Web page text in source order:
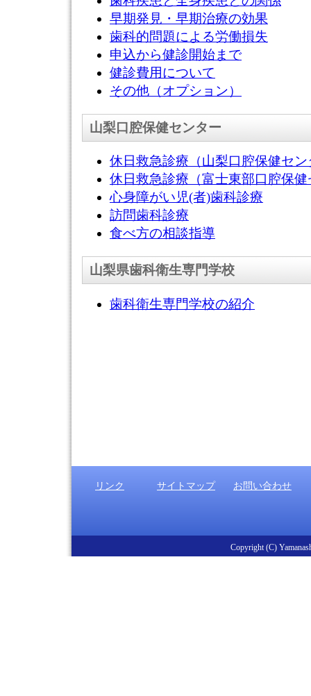
早期発見・早期治療の効果
歯科的問題による労働損失
申込から健診開始まで
健診費用について
その他（オプション）
山梨口腔保健センター
休日救急診療（山梨口腔保健セン
休日救急診療（富士東部口腔保
心身障がい児(者)歯科診療
訪問歯科診療
食べ方の相談指導
山梨県歯科衛生専門学校
歯科衛生専門学校の紹介
リンク サイトマップ お問い合わせ
Copyright (C)